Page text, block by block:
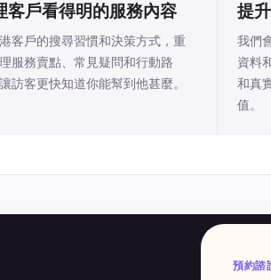
客戶看得明的服務內容
客戶的搜尋習慣和決策方式，重
服務賣點、常見疑問和行動路
訪客更快知道你能幫到他甚麼。
提
我們
資料
和真
值。
預約諮